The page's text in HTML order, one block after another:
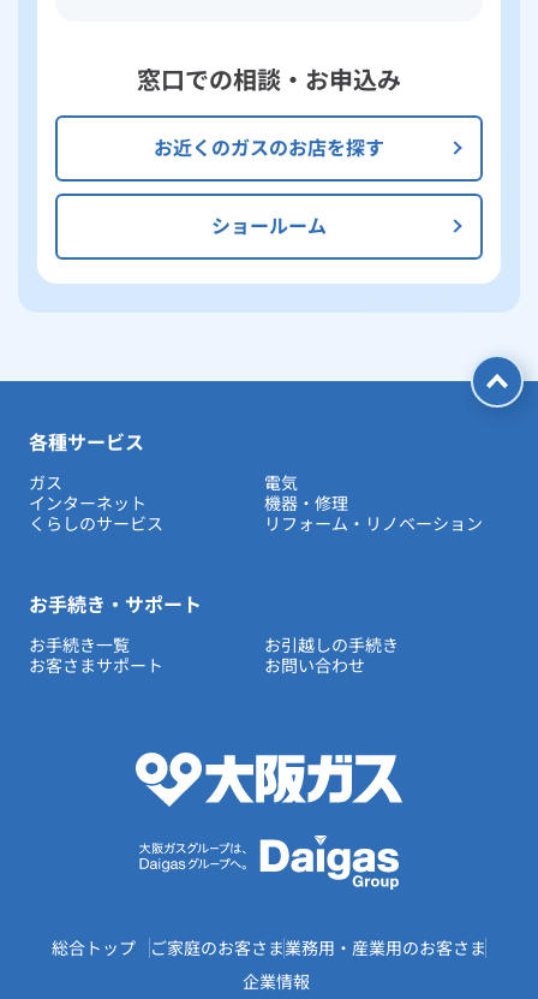
窓口での相談・お申込み
お近くのガスのお店を探す
ショールーム
各種サービス
ガス
電気
インターネット
機器・修理
くらしのサービス
リフォーム・リノベーション
お手続き・サポート
お手続き一覧
お引越しの手続き
お客さまサポート
お問い合わせ
総合トップ ご家庭のお客さま業務用・産業用のお客さま
企業情報